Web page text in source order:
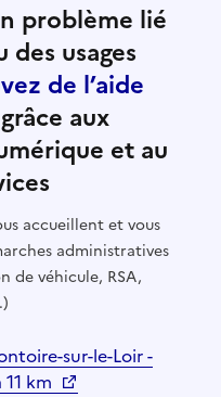
problème lié
usages
de l’aide
grâce aux
et au
accueillent et vous
administratives
de véhicule, RSA,
sur-le-Loir -
km